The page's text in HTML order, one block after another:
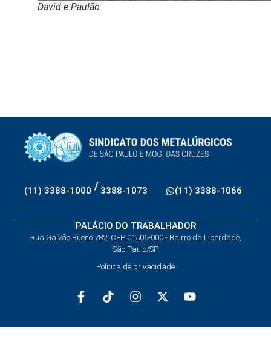
David e Paulão
(11) 3388-1000 / 3388-1073 (11) 3388-1066
PALÁCIO DO TRABALHADOR
Rua Galvão Bueno 782, CEP 01506-000 - Bairro da Liberdade,
São Paulo/SP
Política de privacidade